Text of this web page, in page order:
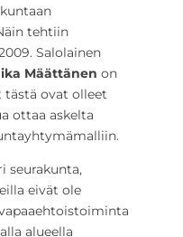
tehtiin
Salolainen
Määttänen on
tästä ovat olleet
ottaa askelta
seurakunta,
eivät ole
alueella